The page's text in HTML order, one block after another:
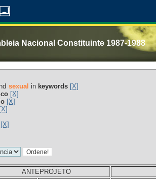
Nacional Constituinte 1987-1988
sexual in keywords [X]
[X]
[X]
[X]
[X]
ANTEPROJETO